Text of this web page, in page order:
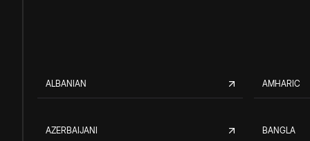
ALBANIAN AMHARIC
AZERBAIJANI BANGLA